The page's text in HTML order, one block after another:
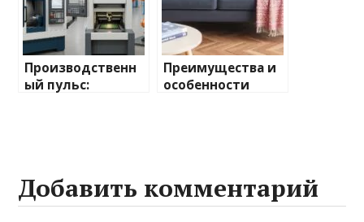
Производственн
ый пульс:
Преимущества и
особенности
комфорта и
стиля
Добавить комментарий